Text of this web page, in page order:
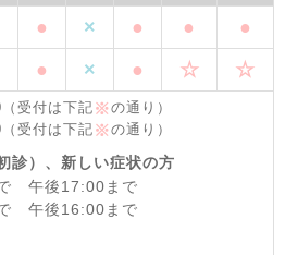
● × ● ● ●
● × ● ☆ ☆
受付は下記 ※の通り）
受付は下記 ※の通り）
診）、新しい症状の方
午後17:00まで
午後16:00まで